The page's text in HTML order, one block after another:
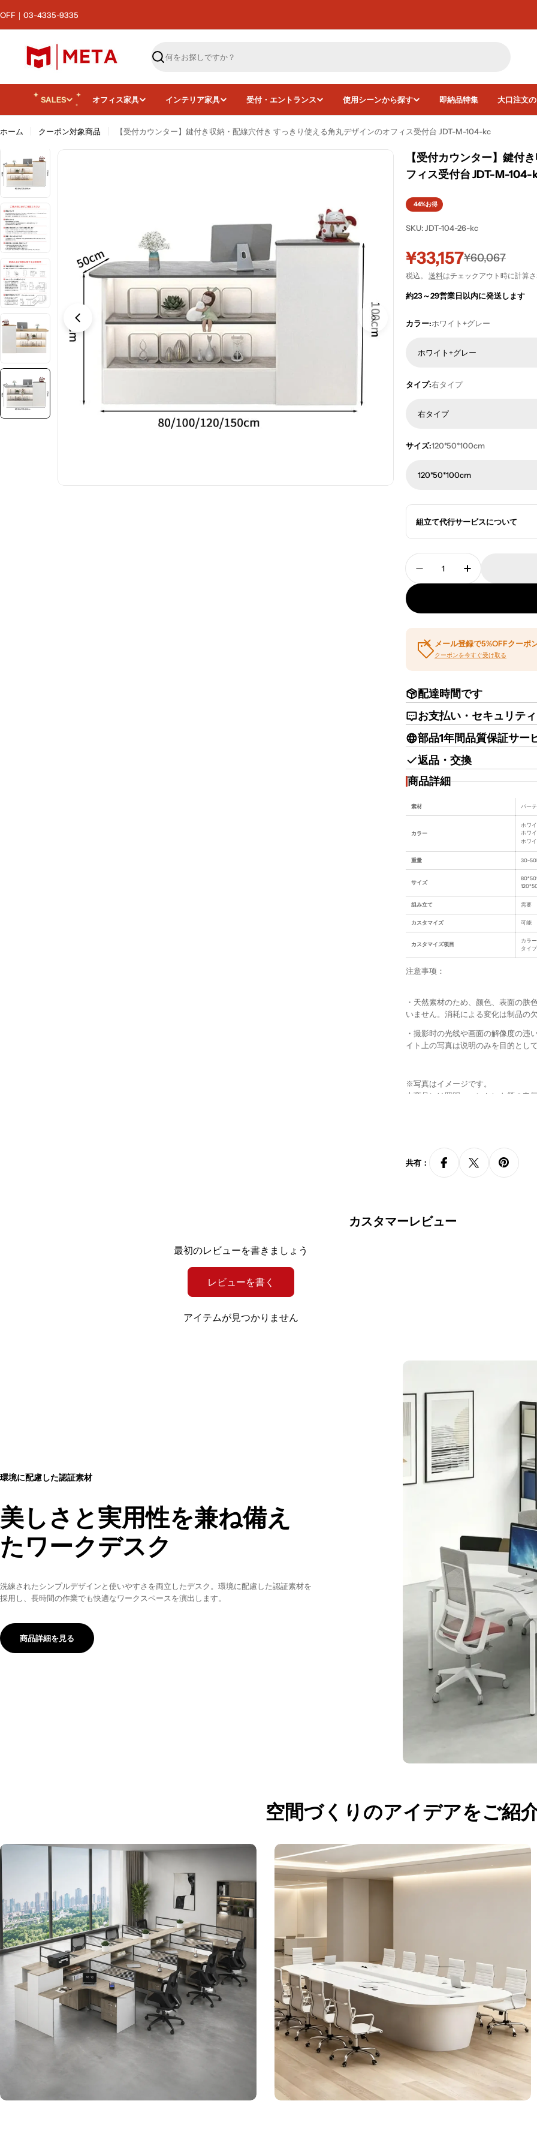
ン
テ
プ
｜03-4335-9335
検
SALES
オフィス家具 インテリア家具 受付・エントランス 使用シーンから探す 即納品特集 大口注文
ホーム クーポン対象商品 【受付カウンター】鍵付き収納・配線穴付き すっきり使える角丸デザインのオフィス受付台 JDT-M-104-kc
【受付カウンター】鍵付
フィス受付台 JDT-M-104-
44%お得
SKU: JDT-104-26-kc
セ
ー
ル
価
格
¥33,157
通
常
価
格
¥60,067
税込。 送料はチェックアウト時に計算さ
約23～29営業日以内に発送します
カラー:ホワイト+グレー
ホワイト+グレー
タイプ:右タイプ
右タイプ
サイズ:120*50*100cm
120*50*100cm
組立て代行サービスについて
数
量
【受付カウンター】鍵
【受付カウン
メール登録で5%OFFクーポ
クーポンを今すぐ受け取る
配達時間です
お支払い・セキュリティ
部品1年間品質保証サー
返品・交換
商品詳細
素材 パー
カラー
ホワ
ホワ
ホワ
重量 30-
サイズ
组み立て 需要
カスタマイズ 可能
カスタマイズ项目
カラ
タイプ
注意事项：
・天然素材のため、颜色、表面の肤
いません。消耗による変化は制品の
・撮影时の光线や画面の解像度の违
イト上の写真は说明のみを目的として
※写真はイメージです。
本商品には照明・コンセント等の电
家具には、お客様ご自身で照明器具
角を丸く加工した优
氛围囲気も优しくな
共有：
カスタマーレビュー
最初のレビューを書きましょう
レビューを書く
アイテムが見つかりません
環境に配慮した認証素材
美しさと実用性を兼ね備え
たワークデスク
洗練されたシンプルデザインと使いやすさを両立したデスク。環境に配慮した認証素材を
採用し、長時間の作業でも快適なワークスペースを演出します。
商品詳細を見る
空間づくりのアイデアをご紹